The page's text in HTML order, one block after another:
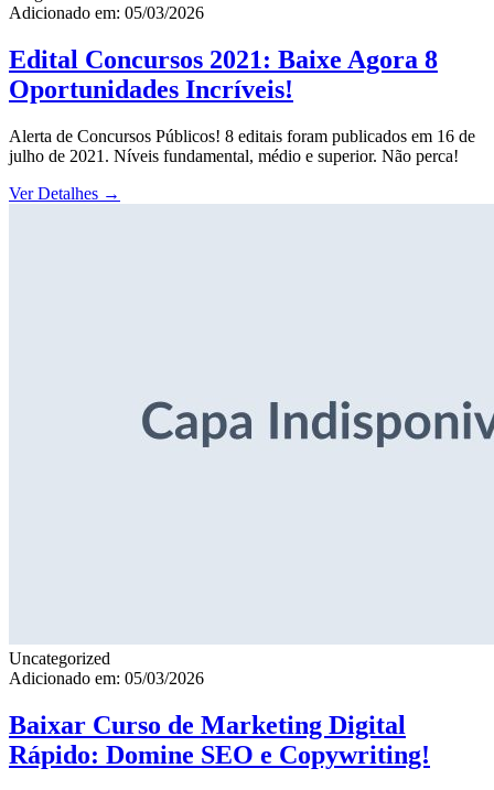
Adicionado em: 05/03/2026
Edital Concursos 2021: Baixe Agora 8
Oportunidades Incríveis!
Alerta de Concursos Públicos! 8 editais foram publicados em 16 de
julho de 2021. Níveis fundamental, médio e superior. Não perca!
Ver Detalhes →
Uncategorized
Adicionado em: 05/03/2026
Baixar Curso de Marketing Digital
Rápido: Domine SEO e Copywriting!